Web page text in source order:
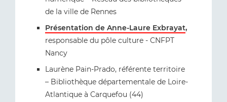
de la ville de Rennes
Présentation de Anne-Laure Exbrayat,
responsable du pôle culture - CNFPT
Nancy
Laurène Pain-Prado, référente territoire
– Bibliothèque départementale de Loire-
Atlantique à Carquefou (44)